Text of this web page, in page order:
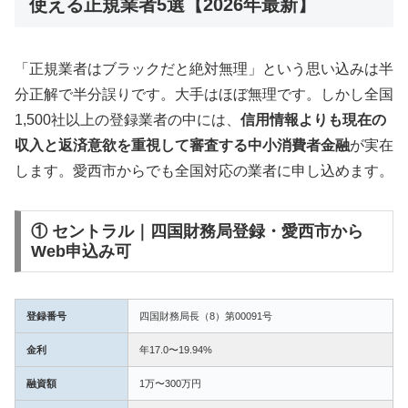
使える正規業者5選【2026年最新】
「正規業者はブラックだと絶対無理」という思い込みは半
分正解で半分誤りです。大手はほぼ無理です。しかし全国
1,500社以上の登録業者の中には、 信用情報よりも現在の
収入と返済意欲を重視して審査する中小消費者金融が実在
します。愛西市からでも全国対応の業者に申し込めます。
① セントラル｜四国財務局登録・愛西市から
Web申込み可
登録番号 四国財務局長（8）第00091号
金利 年17.0〜19.94%
融資額 1万〜300万円